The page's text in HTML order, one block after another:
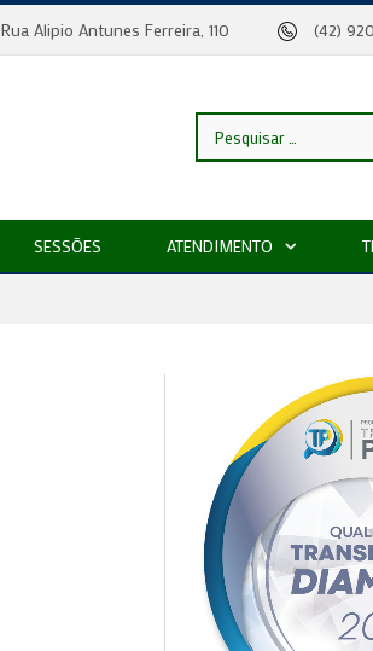
Rua Alipio Antunes Ferreira, 110 (42)
Pesquisar
SESSÕES ATENDIMENTO